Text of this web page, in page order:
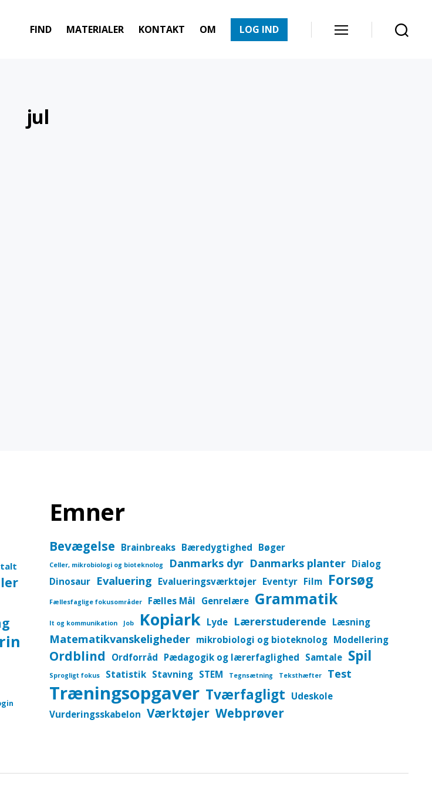
FIND MATERIALER KONTAKT OM LOG IND
jul
Emner
Bevægelse Brainbreaks Bæredygtighed Bøger
Celler, mikrobiologi og bioteknolog Danmarks dyr Danmarks planter Dialog
Dinosaur Evaluering Evalueringsværktøjer Eventyr Film Forsøg
Fællesfaglige fokusområder Fælles Mål Genrelære Grammatik
It og kommunikation Job Kopiark Lyde Lærerstuderende Læsning
Matematikvanskeligheder mikrobiologi og bioteknolog Modellering
Ordblind Ordforråd Pædagogik og lærerfaglighed Samtale Spil
Sprogligt fokus Statistik Stavning STEM Tegnsætning Teksthæfter Test
Træningsopgaver Tværfagligt Udeskole
Vurderingsskabelon Værktøjer Webprøver